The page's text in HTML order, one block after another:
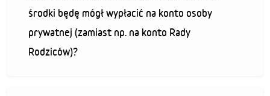
środki będę mógł wypłacić na konto osoby
prywatnej (zamiast np. na konto Rady
Rodziców)?